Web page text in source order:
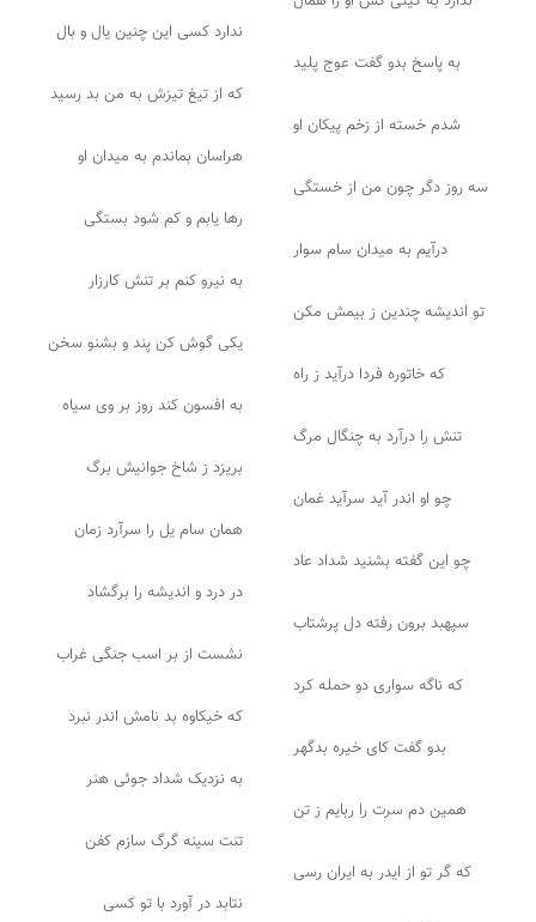
ندارد کسی این چنین یال و بال
به پاسخ بدو گفت عوج پلید
که از تیغ تیزش به من بد رسید
شدم خسته از زخم پیکان او
هراسان بماندم به میدان او
سه روز دگر چون من از خستگی
رها یابم و کم شود بستگی
درآیم به میدان سام سوار
به نیرو کنم بر تنش کارزار
تو اندیشه چندین ز بیمش مکن
یکی گوش کن پند و بشنو سخن
که خاتوره فردا درآید ز راه
به افسون کند روز بر وی سیاه
تنش را درآرد به چنگال مرگ
بریزد ز شاخ جوانیش برگ
چو او اندر آید سرآید غمان
همان سام یل را سرآرد زمان
چو این گفته بشنید شداد عاد
در درد و اندیشه را برگشاد
سپهبد برون رفته دل پرشتاب
نشست از بر اسب جنگی غراب
که ناگه سواری دو حمله کرد
که خیکاوه بد نامش اندر نبرد
بدو گفت کای خیره بدگهر
به نزدیک شداد جوئی هنر
همین دم سرت را ربایم ز تن
تنت سینه گرگ سازم کفن
که گر تو از ایدر به ایران رسی
نتابد در آورد با تو کسی